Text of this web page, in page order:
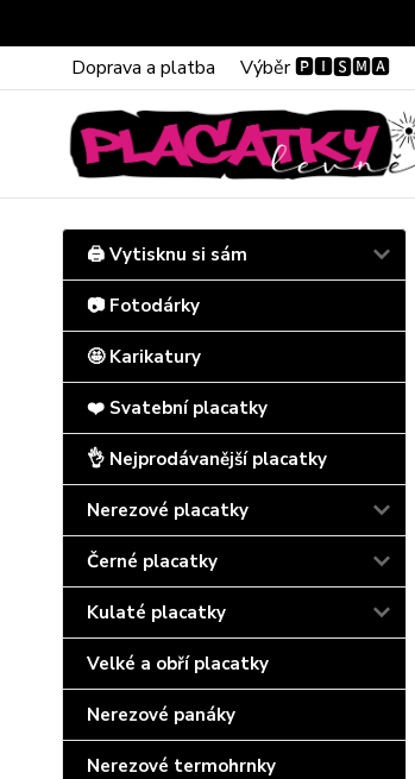
Doprava a platba Výběr 🅿🅸🆂🅼🅰
🖨️ Vytisknu si sám
📷 Fotodárky
🤩 Karikatury
❤️ Svatební placatky
👌 Nejprodávanější placatky
Nerezové placatky
Černé placatky
Kulaté placatky
Velké a obří placatky
Nerezové panáky
Nerezové termohrnky